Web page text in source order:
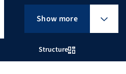
Structure
Show more